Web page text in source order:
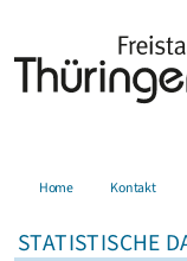
Home Kontakt
STATISTISCHE